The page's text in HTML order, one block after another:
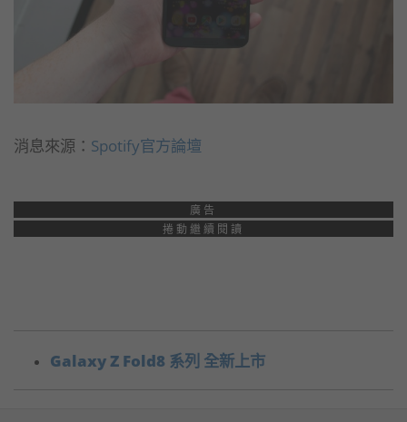
消息來源： Spotify官方論壇
廣告
捲動繼續閱讀
Galaxy Z Fold8 系列 全新上市